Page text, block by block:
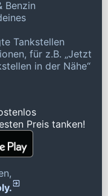
Benzin
Tankstellen
für z.B. „Jetzt
in der Nähe“
Preis tanken!